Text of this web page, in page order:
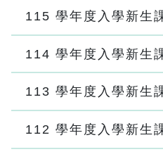
115 學年度入學新生
114 學年度入學新生
113 學年度入學新生
112 學年度入學新生